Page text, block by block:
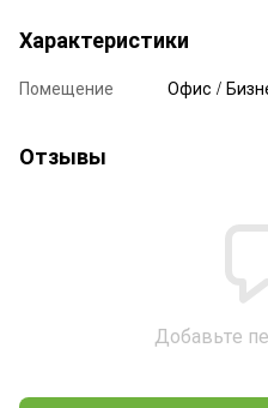
Характеристики
Помещение Офис /
Отзывы
Добавьте